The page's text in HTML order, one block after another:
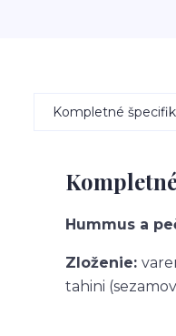
Kompletné
Hummus a
Zloženie:
tahini